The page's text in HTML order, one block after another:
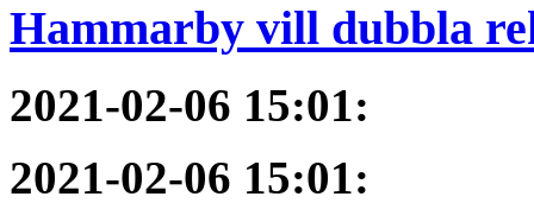
Hammarby vill dubbla
2021-02-06 15:01:
2021-02-06 15:01: